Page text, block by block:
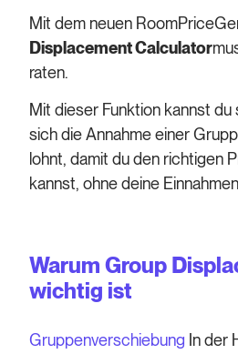
Mit dem neuen
Displacement Calculator
raten.
Mit dieser Funktion kannst
sich die Annahme einer
lohnt, damit du den richtigen
kannst, ohne deine
Warum Group
wichtig ist
Gruppenverschiebung In der